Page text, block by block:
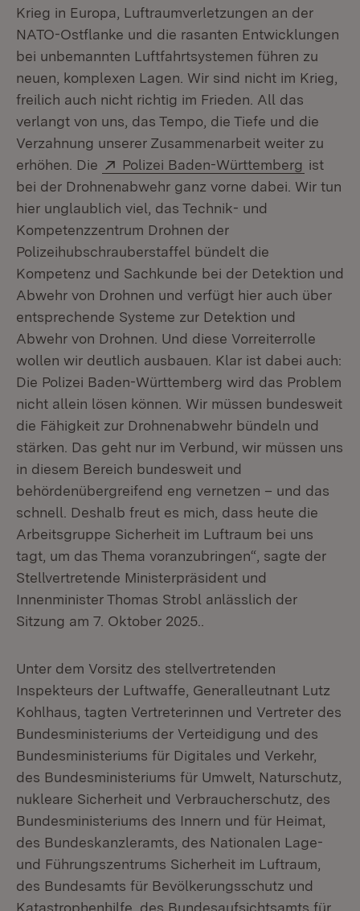
Krieg in Europa, Luftraumverletzungen an der
NATO-Ostflanke und die rasanten Entwicklungen
bei unbemannten Luftfahrtsystemen führen zu
neuen, komplexen Lagen. Wir sind nicht im Krieg,
freilich auch nicht richtig im Frieden. All das
verlangt von uns, das Tempo, die Tiefe und die
Verzahnung unserer Zusammenarbeit weiter zu
erhöhen. Die
Extern:
Polizei Baden-Württemberg (Öffnet
ist
bei der Drohnenabwehr ganz vorne dabei. Wir tun
hier unglaublich viel, das Technik- und
Kompetenzzentrum Drohnen der
Polizeihubschrauberstaffel bündelt die
Kompetenz und Sachkunde bei der Detektion und
Abwehr von Drohnen und verfügt hier auch über
entsprechende Systeme zur Detektion und
Abwehr von Drohnen. Und diese Vorreiterrolle
wollen wir deutlich ausbauen. Klar ist dabei auch:
Die Polizei Baden-Württemberg wird das Problem
nicht allein lösen können. Wir müssen bundesweit
die Fähigkeit zur Drohnenabwehr bündeln und
stärken. Das geht nur im Verbund, wir müssen uns
in diesem Bereich bundesweit und
behördenübergreifend eng vernetzen – und das
schnell. Deshalb freut es mich, dass heute die
Arbeitsgruppe Sicherheit im Luftraum bei uns
tagt, um das Thema voranzubringen“, sagte der
Stellvertretende Ministerpräsident und
Innenminister Thomas Strobl anlässlich der
Sitzung am 7. Oktober 2025..
Unter dem Vorsitz des stellvertretenden
Inspekteurs der Luftwaffe, Generalleutnant Lutz
Kohlhaus, tagten Vertreterinnen und Vertreter des
Bundesministeriums der Verteidigung und des
Bundesministeriums für Digitales und Verkehr,
des Bundesministeriums für Umwelt, Naturschutz,
nukleare Sicherheit und Verbraucherschutz, des
Bundesministeriums des Innern und für Heimat,
des Bundeskanzleramts, des Nationalen Lage-
und Führungszentrums Sicherheit im Luftraum,
des Bundesamts für Bevölkerungsschutz und
Katastrophenhilfe, des Bundesaufsichtsamts für